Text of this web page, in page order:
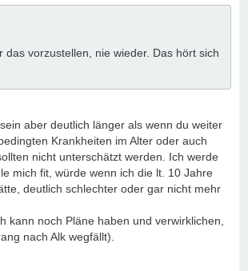
das vorzustellen, nie wieder. Das hört sich
aber deutlich länger als wenn du weiter
Krankheiten im Alter oder auch
nicht unterschätzt werden. Ich werde
mich fit, würde wenn ich die lt. 10 Jahre
deutlich schlechter oder gar nicht mehr
kann noch Pläne haben und verwirklichen,
nach Alk wegfällt).